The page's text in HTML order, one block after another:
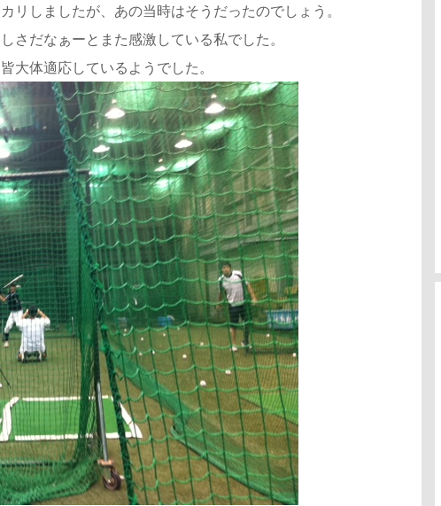
リしましたが、あの当時はそうだったのでしょう。
さだなぁーとまた感激している私でした。
大体適応しているようでした。